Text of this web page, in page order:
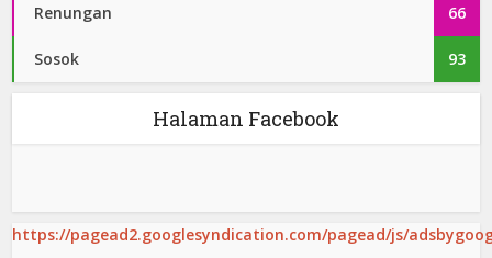
Renungan 66
Sosok 93
Halaman Facebook
https://pagead2.googlesyndication.com/pagead/js/